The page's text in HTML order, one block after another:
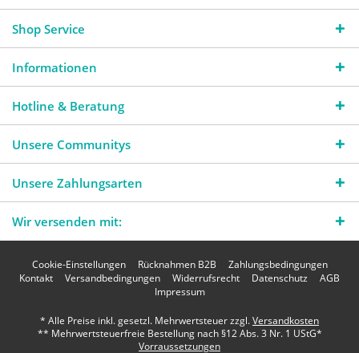
Shop Service
Informationen
Hotline & Beratung
Unsere Communitys
Unsere Zahlungsarten
Wir versenden mit:
Cookie-Einstellungen Rücknahmen B2B
Zahlungsbedingungen
Kontakt
Versandbedingungen Widerrufsrecht Datenschutz
AGB
Impressum
* Alle Preise inkl. gesetzl. Mehrwertsteuer zzgl.Versandkosten
** Mehrwertsteuerfreie Bestellung nach §12 Abs. 3 Nr. 1 UStG*
Vorraussetzungen